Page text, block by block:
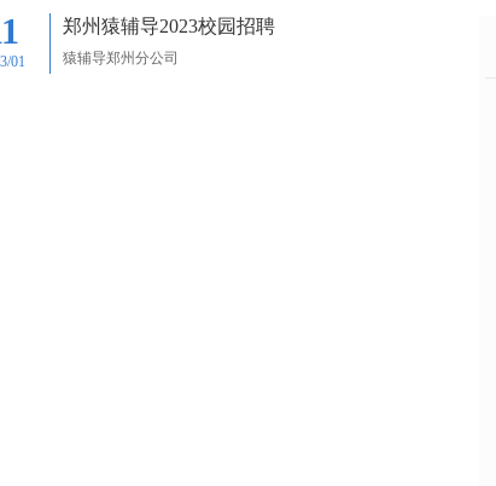
01
郑州猿辅导2023校园招聘
猿辅导郑州分公司